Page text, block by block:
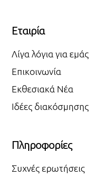
Εταιρία
Λίγα λόγια για εμάς
Επικοινωνία
Εκθεσιακά Νέα
Ιδέες διακόσμησης
Πληροφορίες
Συχνές ερωτήσεις